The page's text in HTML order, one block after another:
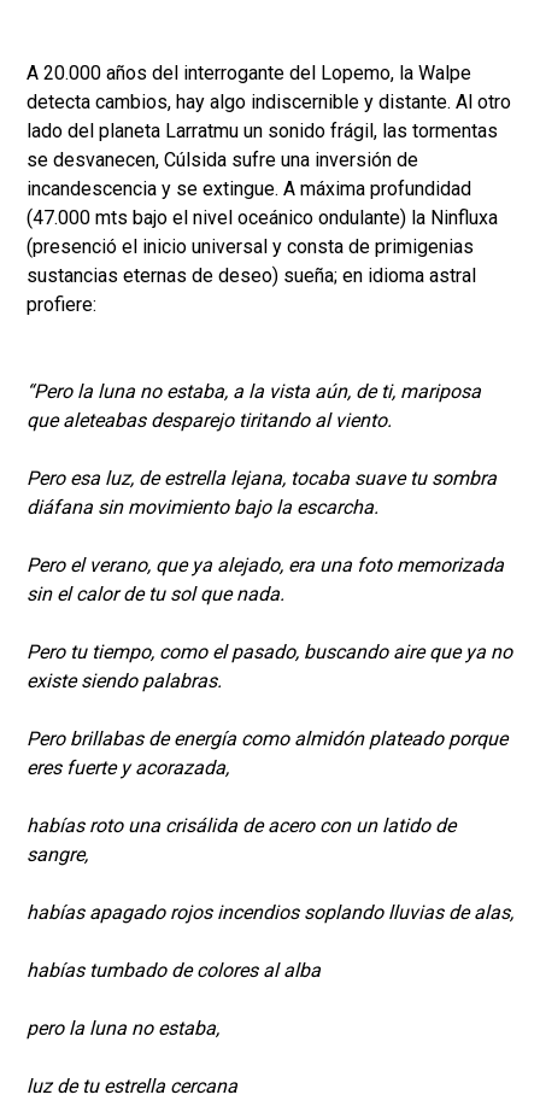
A 20.000 años del interrogante del Lopemo, la Walpe
detecta cambios, hay algo indiscernible y distante. Al otro
lado del planeta Larratmu un sonido frágil, las tormentas
se desvanecen, Cúlsida sufre una inversión de
incandescencia y se extingue. A máxima profundidad
(47.000 mts bajo el nivel oceánico ondulante) la Ninfluxa
(presenció el inicio universal y consta de primigenias
sustancias eternas de deseo) sueña; en idioma astral
profiere:
“Pero la luna no estaba, a la vista aún, de ti, mariposa
que aleteabas desparejo tiritando al viento.
Pero esa luz, de estrella lejana, tocaba suave tu sombra
diáfana sin movimiento bajo la escarcha.
Pero el verano, que ya alejado, era una foto memorizada
sin el calor de tu sol que nada.
Pero tu tiempo, como el pasado, buscando aire que ya no
existe siendo palabras.
Pero brillabas de energía como almidón plateado porque
eres fuerte y acorazada,
habías roto una crisálida de acero con un latido de
sangre,
habías apagado rojos incendios soplando lluvias de alas,
habías tumbado de colores al alba
pero la luna no estaba,
luz de tu estrella cercana